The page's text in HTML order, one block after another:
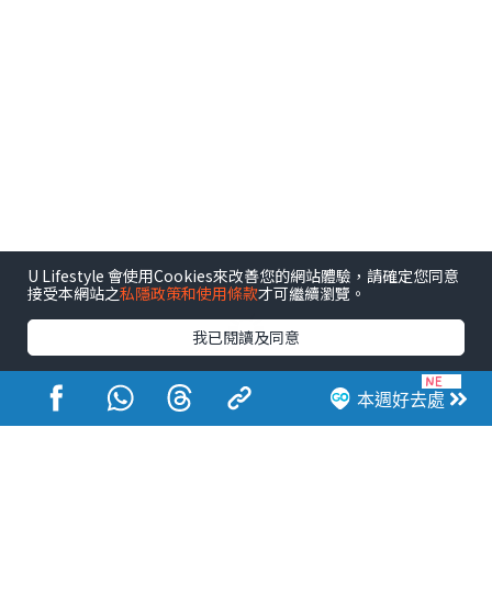
本週好去處
港玩港食港生活
U Lifestyle 會使用Cookies來改善您的網站體驗，請確定您同意
接受本網站之私隱政策和使用條款才可繼續瀏覽。
我已閱讀及同意